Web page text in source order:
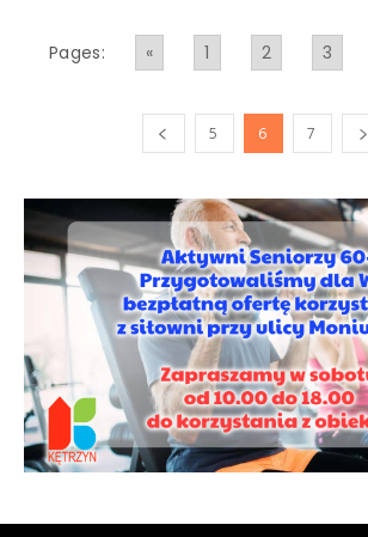
Pages: « 1 2 3
5 6 7